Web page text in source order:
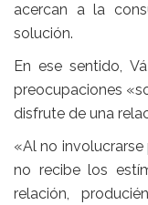
acercan a la
solución.
En ese sentido,
preocupaciones
disfrute de una
«Al no
no recibe los
relación,